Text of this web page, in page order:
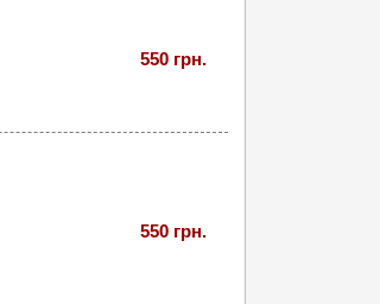
550 грн.
550 грн.